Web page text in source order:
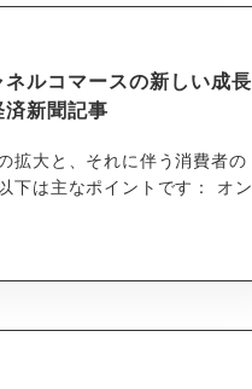
ルコマースの新しい成長
新聞記事
拡大と、それに伴う消費者の
下は主なポイントです： オン